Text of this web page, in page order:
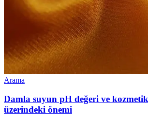
Arama
Damla suyun pH değeri ve kozmetik
üzerindeki önemi